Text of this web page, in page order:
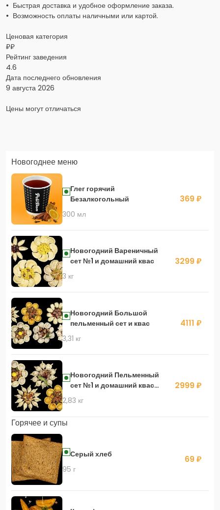
• Быстрая доставка и удобное оформление заказа.
• Возможность оплаты наличными или картой.
Ценовая категория
₽₽
Рейтинг заведения
4.6
Дата последнего обновления
9 августа 2026
Цены могут отличаться
Скидка 400 руб. на первый заказ в приложении!
Скидка 450 руб. на первый заказ в приложении
Новогоднее меню
Глег горячий
Безалкогольный
300 мл
369 ₽
Новогодний Вареничный
сет №1 и домашний квас
3 кг
3299 ₽
Новогодний Большой
пельменный сет и квас
3,31 кг
4111 ₽
Новогодний Пельменный
сет №1 и домашний квас
Медоварус
2,83 кг
2999 ₽
Горячее и супы
Серый хлеб
95 г
69 ₽